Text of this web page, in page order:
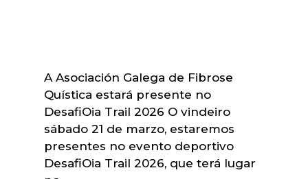
A Asociación Galega de Fibrose
Quística estará presente no
DesafiOia Trail 2026 O vindeiro
sábado 21 de marzo, estaremos
presentes no evento deportivo
DesafiOia Trail 2026, que terá lugar